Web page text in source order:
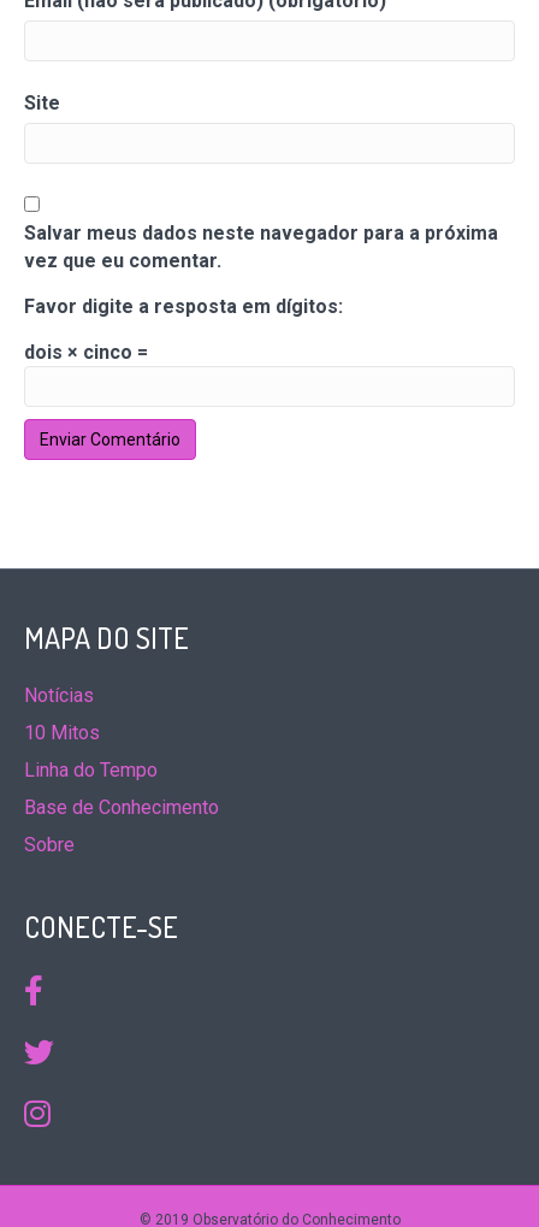
Site
Salvar meus dados neste navegador para a próxima
vez que eu comentar.
Favor digite a resposta em dígitos:
dois × cinco =
MAPA DO SITE
Notícias
10 Mitos
Linha do Tempo
Base de Conhecimento
Sobre
CONECTE-SE
© 2019 Observatório do Conhecimento